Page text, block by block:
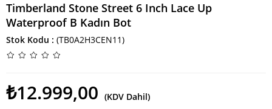
Timberland Stone Street 6 Inch Lace Up
Waterproof B Kadın Bot
Stok Kodu (TB0A2H3CEN11)
₺12.999,00 (KDV Dahil)